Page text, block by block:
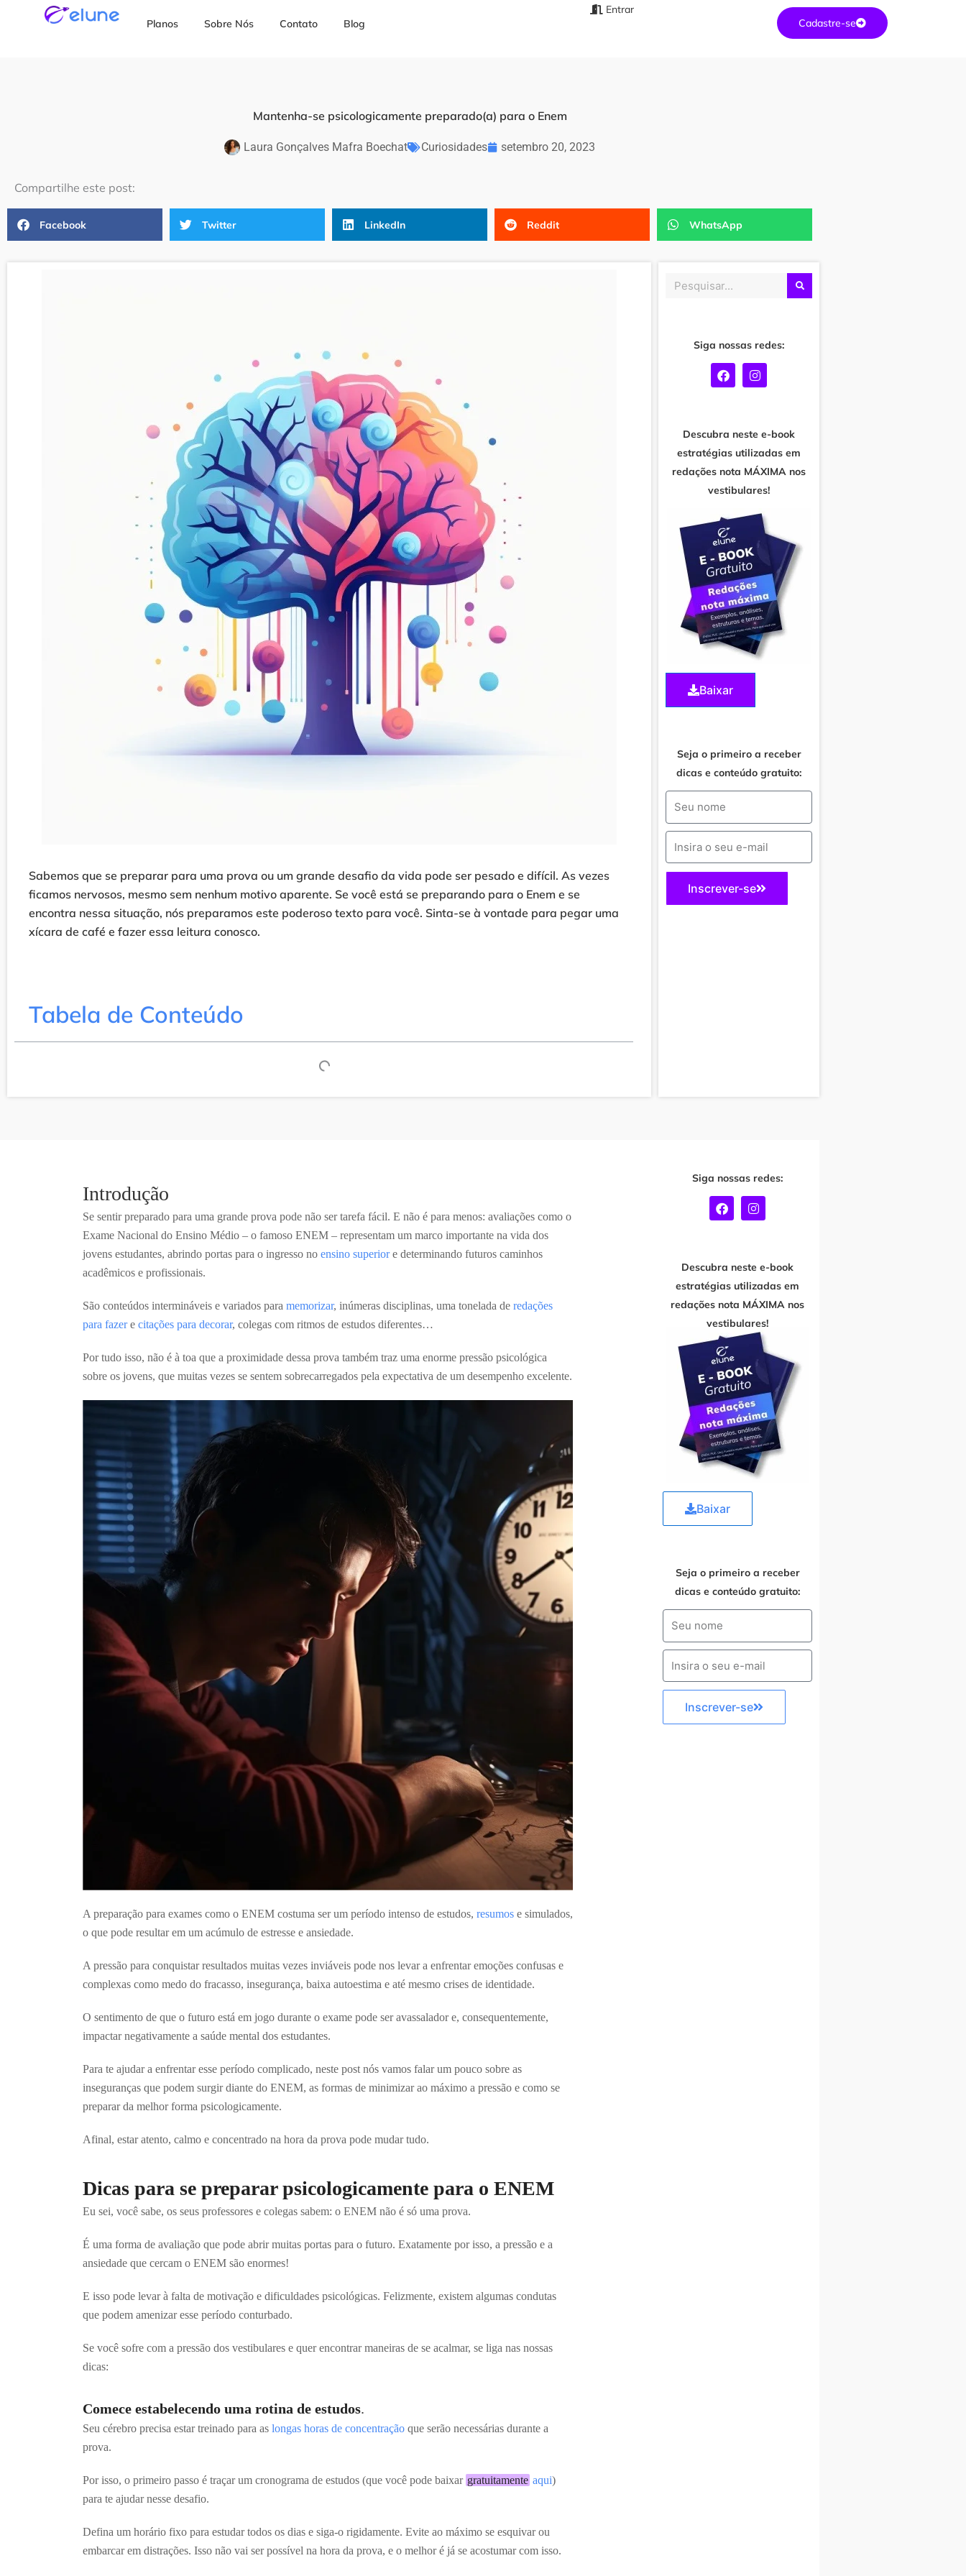
Planos Sobre Nós Contato Blog
Entrar
Cadastre-se
Mantenha-se psicologicamente preparado(a) para o Enem
Laura Gonçalves Mafra Boechat Curiosidades setembro 20, 2023
Compartilhe este post:
Facebook Twitter LinkedIn Reddit WhatsApp
Sabemos que se preparar para uma prova ou um grande desafio da vida pode ser pesado e difícil. As vezes
ficamos nervosos, mesmo sem nenhum motivo aparente. Se você está se preparando para o Enem e se
encontra nessa situação, nós preparamos este poderoso texto para você. Sinta-se à vontade para pegar uma
xícara de café e fazer essa leitura conosco.
Tabela de Conteúdo
Pesquisar
Siga nossas redes:
F
a
o
o
k
I
n
g
r
a
m
Descubra neste e-book
estratégias utilizadas em
redações nota MÁXIMA nos
vestibulares!
Baixar
Seja o primeiro a receber
dicas e conteúdo gratuito:
Inscrever-se
Introdução
Se sentir preparado para uma grande prova pode não ser tarefa fácil. E não é para menos: avaliações como o
Exame Nacional do Ensino Médio – o famoso ENEM – representam um marco importante na vida dos
jovens estudantes, abrindo portas para o ingresso no ensino superiore determinando futuros caminhos
acadêmicos e profissionais.
São conteúdos intermináveis e variados para memorizar, inúmeras disciplinas, uma tonelada de redações
para fazere citações para decorar, colegas com ritmos de estudos diferentes…
Por tudo isso, não é à toa que a proximidade dessa prova também traz uma enorme pressão psicológica
sobre os jovens, que muitas vezes se sentem sobrecarregados pela expectativa de um desempenho excelente.
A preparação para exames como o ENEM costuma ser um período intenso de estudos, resumos e simulados,
o que pode resultar em um acúmulo de estresse e ansiedade.
A pressão para conquistar resultados muitas vezes inviáveis pode nos levar a enfrentar emoções confusas e
complexas como medo do fracasso, insegurança, baixa autoestima e até mesmo crises de identidade.
O sentimento de que o futuro está em jogo durante o exame pode ser avassalador e, consequentemente,
impactar negativamente a saúde mental dos estudantes.
Para te ajudar a enfrentar esse período complicado, neste post nós vamos falar um pouco sobre as
inseguranças que podem surgir diante do ENEM, as formas de minimizar ao máximo a pressão e como se
preparar da melhor forma psicologicamente.
Afinal, estar atento, calmo e concentrado na hora da prova pode mudar tudo.
Dicas para se preparar psicologicamente para o ENEM
Eu sei, você sabe, os seus professores e colegas sabem: o ENEM não é só uma prova.
É uma forma de avaliação que pode abrir muitas portas para o futuro. Exatamente por isso, a pressão e a
ansiedade que cercam o ENEM são enormes!
E isso pode levar à falta de motivação e dificuldades psicológicas. Felizmente, existem algumas condutas
que podem amenizar esse período conturbado.
Se você sofre com a pressão dos vestibulares e quer encontrar maneiras de se acalmar, se liga nas nossas
dicas:
Comece estabelecendo uma rotina de estudos.
Seu cérebro precisa estar treinado para as longas horas de concentração que serão necessárias durante a
prova.
Por isso, o primeiro passo é traçar um cronograma de estudos (que você pode baixar gratuitamente aqui)
para te ajudar nesse desafio.
Defina um horário fixo para estudar todos os dias e siga-o rigidamente. Evite ao máximo se esquivar ou
embarcar em distrações. Isso não vai ser possível na hora da prova, e o melhor é já se acostumar com isso.
Siga nossas redes:
F
a
o
o
k
I
n
g
r
a
m
Descubra neste e-book
estratégias utilizadas em
redações nota MÁXIMA nos
vestibulares!
Baixar
Seja o primeiro a receber
dicas e conteúdo gratuito:
Inscrever-se